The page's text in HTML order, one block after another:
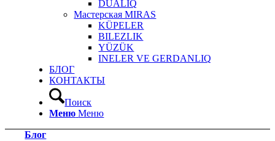
DUALIQ
Мастерская MIRAS
KÜPELER
BILEZLIK
YÜZÜK
INELER VE GERDANLIQ
БЛОГ
КОНТАКТЫ
Поиск
Меню Меню
Блог